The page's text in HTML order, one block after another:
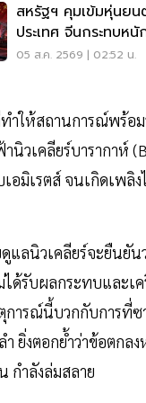
สหรัฐฯ คุมเข้มหุ่นย
ประเทศ จีนกระทบห
โดนด้วย
05 ส.ค. 2569 | 02:52 น.
ให้สถานการณ์พร้อม
นิวเคลียร์บารากาห์
อมิเรตส์ จนเกิดเพลิง
แลนิวเคลียร์จะยืนยัน
ได้รับผลกระทบและเ
ารณ์นี้บวกกับการที่ซ
ยิ่งตอกย้ำว่าข้อตกล
กำลังล่มสลาย